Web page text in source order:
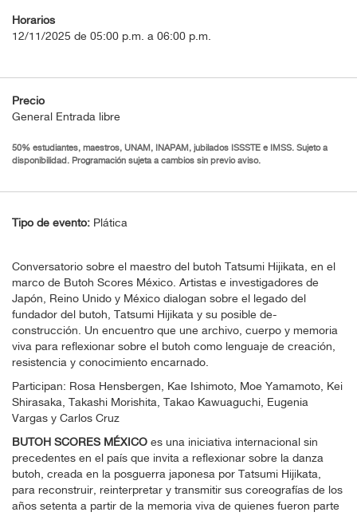
Horarios
12/11/2025 de 05:00 p.m. a 06:00 p.m.
Precio
General Entrada libre
50% estudiantes, maestros, UNAM, INAPAM, jubilados ISSSTE e IMSS. Sujeto a
disponibilidad. Programación sujeta a cambios sin previo aviso.
Tipo de evento: Plática
Conversatorio sobre el maestro del butoh Tatsumi Hijikata, en el
marco de Butoh Scores México. Artistas e investigadores de
Japón, Reino Unido y México dialogan sobre el legado del
fundador del butoh, Tatsumi Hijikata y su posible de-
construcción. Un encuentro que une archivo, cuerpo y memoria
viva para reflexionar sobre el butoh como lenguaje de creación,
resistencia y conocimiento encarnado.
Participan: Rosa Hensbergen, Kae Ishimoto, Moe Yamamoto, Kei
Shirasaka, Takashi Morishita, Takao Kawuaguchi, Eugenia
Vargas y Carlos Cruz
BUTOH SCORES MÉXICO es una iniciativa internacional sin
precedentes en el país que invita a reflexionar sobre la danza
butoh, creada en la posguerra japonesa por Tatsumi Hijikata,
para reconstruir, reinterpretar y transmitir sus coreografías de los
años setenta a partir de la memoria viva de quienes fueron parte